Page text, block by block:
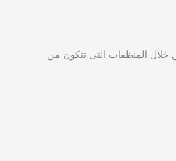
خلال المنظفات التى تتكون من